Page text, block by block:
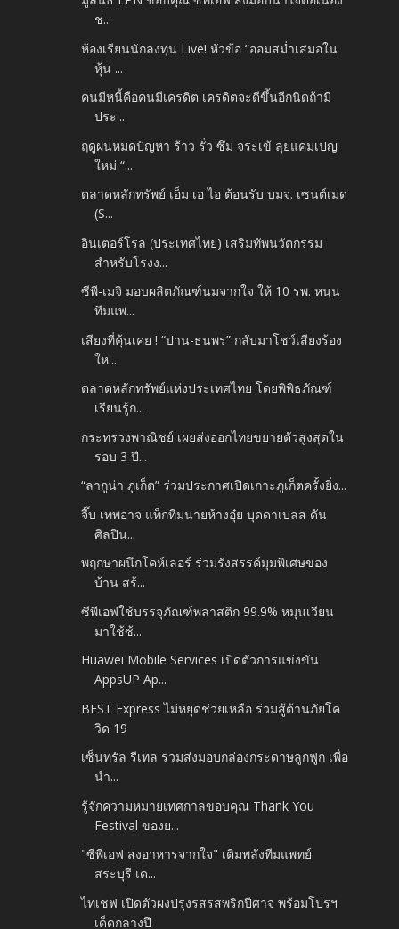
ช่...
ห้องเรียนนักลงทุน Live! หัวข้อ “ออมสม่ำเสมอใน
หุ้น ...
คนมีหนี้คือคนมีเครดิต เครดิตจะดีขึ้นอีกนิดถ้ามี
ประ...
ฤดูฝนหมดปัญหา ร้าว รั่ว ซึม จระเข้ ลุยแคมเปญ
ใหม่ “...
ตลาดหลักทรัพย์ เอ็ม เอ ไอ ต้อนรับ บมจ. เซนต์เมด
(S...
อินเตอร์โรล (ประเทศไทย) เสริมทัพนวัตกรรม
สำหรับโรงง...
ซีพี-เมจิ มอบผลิตภัณฑ์นมจากใจ ให้ 10 รพ. หนุน
ทีมแพ...
เสียงที่คุ้นเคย ! “ปาน-ธนพร” กลับมาโชว์เสียงร้อง
ให...
ตลาดหลักทรัพย์แห่งประเทศไทย โดยพิพิธภัณฑ์
เรียนรู้ก...
กระทรวงพาณิชย์ เผยส่งออกไทยขยายตัวสูงสุดใน
รอบ 3 ปี...
“ลากูน่า ภูเก็ต” ร่วมประกาศเปิดเกาะภูเก็ตครั้งยิ่ง...
จี๊บ เทพอาจ แท็กทีมนายห้างอุ๋ย บุดดาเบลส ดัน
ศิลปิน...
พฤกษาผนึกโคห์เลอร์ ร่วมรังสรรค์มุมพิเศษของ
บ้าน สร้...
ซีพีเอฟใช้บรรจุภัณฑ์พลาสติก 99.9% หมุนเวียน
มาใช้ซ้...
Huawei Mobile Services เปิดตัวการแข่งขัน
AppsUP Ap...
BEST Express ไม่หยุดช่วยเหลือ ร่วมสู้ต้านภัยโค
วิด 19
เซ็นทรัล รีเทล ร่วมส่งมอบกล่องกระดาษลูกฟูก เพื่อ
นำ...
รู้จักความหมายเทศกาลขอบคุณ Thank You
Festival ของย...
"ซีพีเอฟ ส่งอาหารจากใจ" เติมพลังทีมแพทย์
สระบุรี เด...
ไทเชฟ เปิดตัวผงปรุงรสรสพริกปีศาจ พร้อมโปรฯ
เด็ดกลางปี